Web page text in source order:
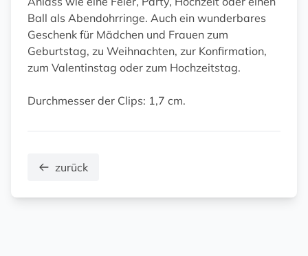
Ball als Abendohrringe. Auch ein wunderbares
Geschenk für Mädchen und Frauen zum
Geburtstag, zu Weihnachten, zur Konfirmation,
zum Valentinstag oder zum Hochzeitstag.
Durchmesser der Clips: 1,7 cm.
zurück